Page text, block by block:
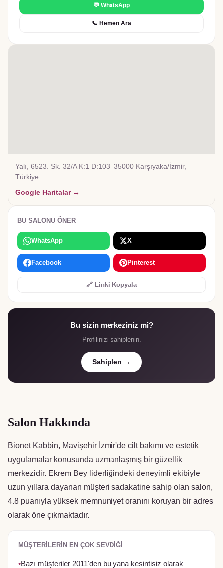
Salon Hakkında
Bionet Kabbin, Mavişehir İzmir'de cilt bakımı ve estetik
uygulamalar konusunda uzmanlaşmış bir güzellik
merkezidir. Ekrem Bey liderliğindeki deneyimli ekibiyle
uzun yıllara dayanan müşteri sadakatine sahip olan salon,
4.8 puanıyla yüksek memnuniyet oranını koruyan bir adres
olarak öne çıkmaktadır.
MÜŞTERILERIN EN ÇOK SEVDIĞI
•Bazı müşteriler 2011'den bu yana kesintisiz olarak
💬 WhatsApp
📞 Hemen Ara
Yalı, 6523. Sk. 32/A K:1 D:103, 35000 Karşıyaka/İzmir,
Türkiye
Google Haritalar →
BU SALONU ÖNER
WhatsApp X
Facebook Pinterest
🔗 Linki Kopyala
Bu sizin merkeziniz mi?
Profilinizi sahiplenin.
Sahiplen →